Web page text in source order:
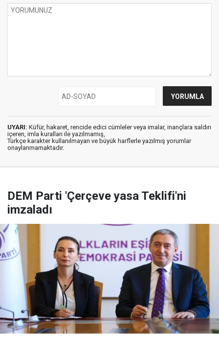
UYARI: Küfür, hakaret, rencide edici cümleler veya imalar, inançlara saldırı
içeren, imla kuralları ile yazılmamış,
Türkçe karakter kullanılmayan ve büyük harflerle yazılmış yorumlar
onaylanmamaktadır.
DEM Parti 'Çerçeve yasa Teklifi'ni
imzaladı